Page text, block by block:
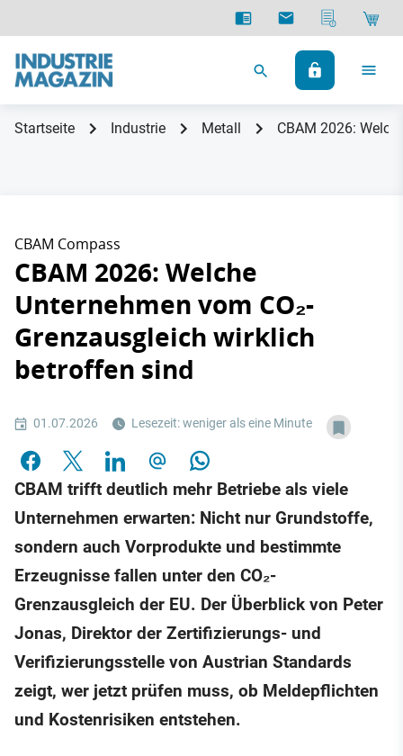
Startseite Industrie Metall CBAM 2026:
CBAM Compass
CBAM 2026: Welche
Unternehmen vom CO₂-
Grenzausgleich wirklich
betroffen sind
01.07.2026 Lesezeit: weniger als eine Minute
CBAM trifft deutlich mehr Betriebe als viele
Unternehmen erwarten: Nicht nur Grundstoffe,
sondern auch Vorprodukte und bestimmte
Erzeugnisse fallen unter den CO₂-
Grenzausgleich der EU. Der Überblick von Peter
Jonas, Direktor der Zertifizierungs- und
Verifizierungsstelle von Austrian Standards
zeigt, wer jetzt prüfen muss, ob Meldepflichten
und Kostenrisiken entstehen.